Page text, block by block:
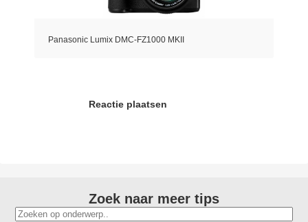
Panasonic Lumix DMC-FZ1000 MKII
Reactie plaatsen
Zoek naar meer tips